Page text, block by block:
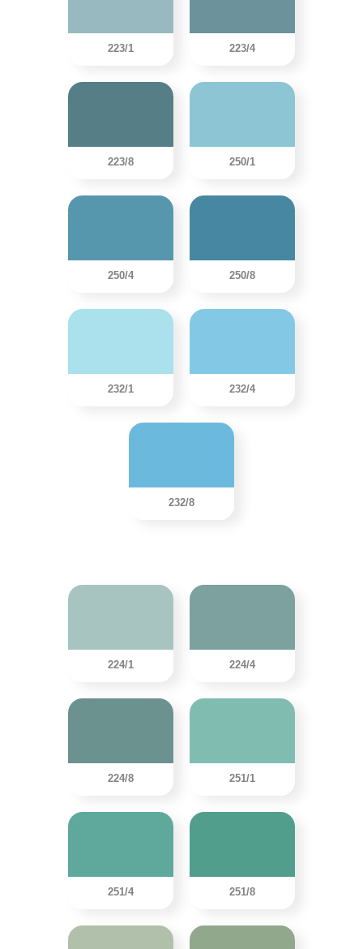
223/1 223/4
223/8 250/1
250/4 250/8
232/1 232/4
232/8
224/1 224/4
224/8 251/1
251/4 251/8